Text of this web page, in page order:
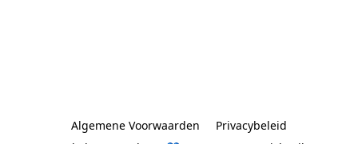
Algemene Voorwaarden
Privacybeleid